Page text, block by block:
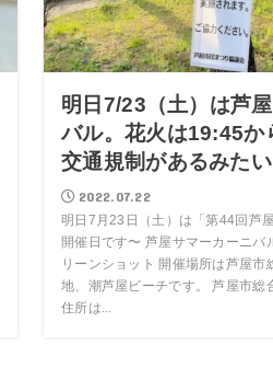
明日7/23（土）は芦
バル。花火は19:45か
交通規制があるみたい
2022.07.22
明日7月23日（土）は「第44回芦
開催日です〜 芦屋サマーカーニバ
リーンショット 開催場所は芦屋市
地、潮芦屋ビーチです。 芦屋市総
住所は...